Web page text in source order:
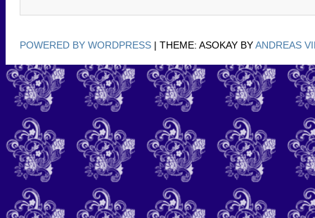
POWERED BY WORDPRESS | THEME: ASOKAY BYANDREAS